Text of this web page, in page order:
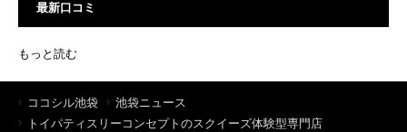
最新口コミ
もっと読む
ココシル池袋
池袋ニュース
トイパティスリーコンセプトのスクイーズ体験型専門店